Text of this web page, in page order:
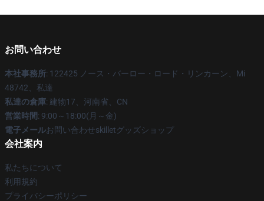
お問い合わせ
本社事務所: 122425 ノース・バーロー・ロード・リンカーン、Mi
48742、私達
私達の倉庫: 建物17、河南省、CN
営業時間: 9:00～18:00(月～金)
電子メールお問い合わせskilletグッズショップ
会社案内
私たちについて
利用規約
プライバシーポリシー